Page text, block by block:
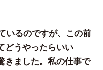
いるのですが、この前
どうやったらいい
きました。私の仕事で